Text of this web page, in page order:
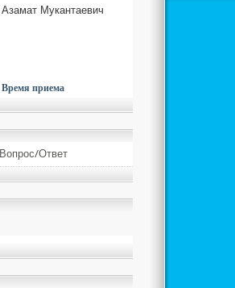
Азамат Мукантаевич
Время приема
Вопрос/Ответ